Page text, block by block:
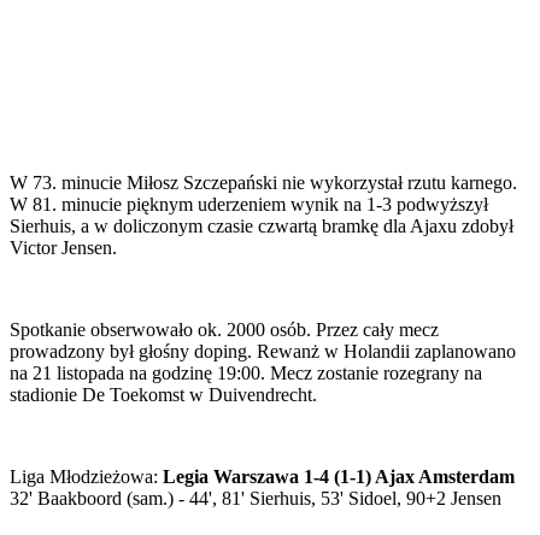
W 73. minucie Miłosz Szczepański nie wykorzystał rzutu karnego.
W 81. minucie pięknym uderzeniem wynik na 1-3 podwyższył
Sierhuis, a w doliczonym czasie czwartą bramkę dla Ajaxu zdobył
Victor Jensen.
Spotkanie obserwowało ok. 2000 osób. Przez cały mecz
prowadzony był głośny doping. Rewanż w Holandii zaplanowano
na 21 listopada na godzinę 19:00. Mecz zostanie rozegrany na
stadionie De Toekomst w Duivendrecht.
Liga Młodzieżowa: Legia Warszawa 1-4 (1-1) Ajax Amsterdam
32' Baakboord (sam.) - 44', 81' Sierhuis, 53' Sidoel, 90+2 Jensen